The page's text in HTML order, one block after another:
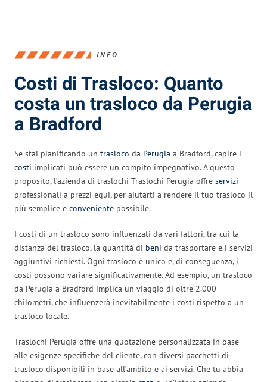
INFO
Costi di Trasloco: Quanto
costa un trasloco da Perugia
a Bradford
Se stai pianificando un trasloco da Perugia a Bradford, capire i
costi implicati può essere un compito impegnativo. A questo
proposito, l’azienda di traslochi Traslochi Perugia offre servizi
professionali a prezzi equi, per aiutarti a rendere il tuo trasloco il
più semplice e conveniente possibile.
I costi di un trasloco sono influenzati da vari fattori, tra cui la
distanza del trasloco, la quantità di beni da trasportare e i servizi
aggiuntivi richiesti. Ogni trasloco è unico e, di conseguenza, i
costi possono variare significativamente. Ad esempio, un trasloco
da Perugia a Bradford implica un viaggio di oltre 2.000
chilometri, che influenzerà inevitabilmente i costi rispetto a un
trasloco locale.
Traslochi Perugia offre una quotazione personalizzata in base
alle esigenze specifiche del cliente, con diversi pacchetti di
trasloco disponibili in base all’ambito e ai servizi. Che tu abbia